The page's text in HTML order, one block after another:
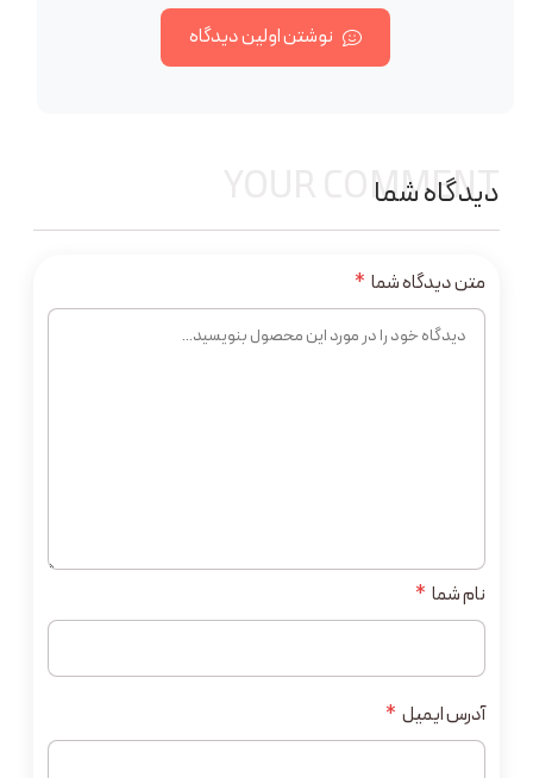
نوشتن اولین دیدگاه
دیدگاه شما
YOUR COMMENT
نام شما *
آدرس ایمیل *
متن دیدگاه شما *